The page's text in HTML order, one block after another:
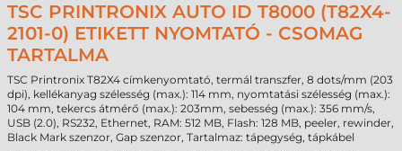
TSC PRINTRONIX AUTO ID T8000 (T82X4-
2101-0) ETIKETT NYOMTATÓ - CSOMAG
TARTALMA
TSC Printronix T82X4 címkenyomtató, termál transzfer, 8 dots/mm (203
dpi), kellékanyag szélesség (max.): 114 mm, nyomtatási szélesség (max.):
104 mm, tekercs átmérő (max.): 203mm, sebesség (max.): 356 mm/s,
USB (2.0), RS232, Ethernet, RAM: 512 MB, Flash: 128 MB, peeler, rewinder,
Black Mark szenzor, Gap szenzor, Tartalmaz: tápegység, tápkábel